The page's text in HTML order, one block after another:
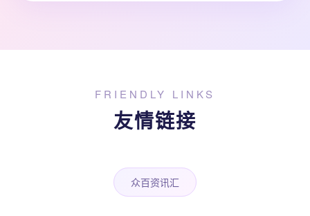
FRIENDLY LINKS
友情链接
众百资讯汇